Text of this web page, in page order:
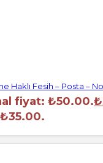
Haklı Fesih – Posta –
fiyat: ₺50.00.₺